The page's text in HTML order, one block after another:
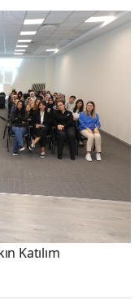
Katılım